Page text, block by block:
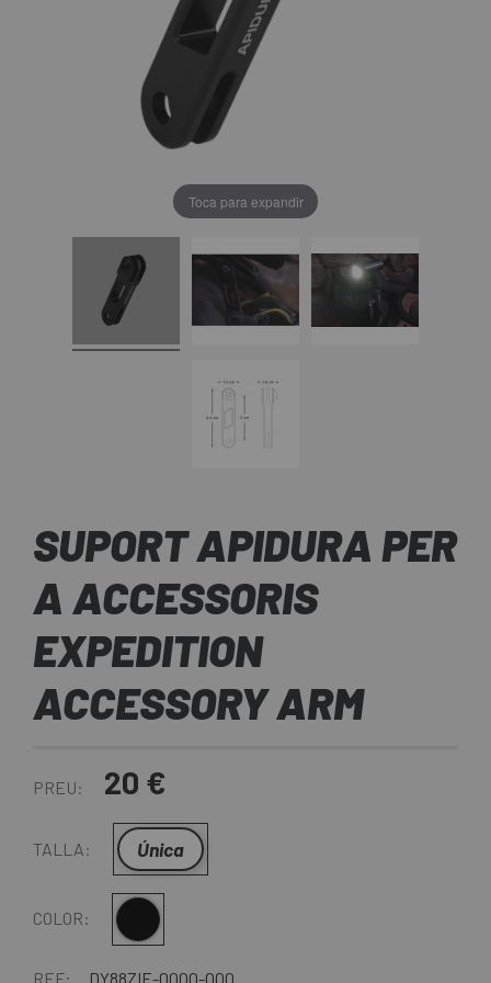
Toca para expandir
SUPORT APIDURA PER
A ACCESSORIS
EXPEDITION
ACCESSORY ARM
PREU: 20 €
TALLA: Única
COLOR: Negre-Groc
REF: DY88ZIE-0000-000